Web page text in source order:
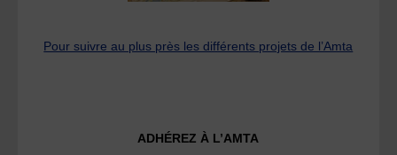
Pour suivre au plus près les différents projets de l’Amta
ADHÉREZ À L’AMTA